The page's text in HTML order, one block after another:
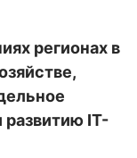
регионах в
IT-